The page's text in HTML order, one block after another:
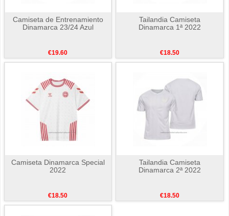
Camiseta de Entrenamiento
Dinamarca 23/24 Azul
€19.60
Tailandia Camiseta
Dinamarca 1ª 2022
€18.50
Camiseta Dinamarca Special
2022
€18.50
Tailandia Camiseta
Dinamarca 2ª 2022
€18.50